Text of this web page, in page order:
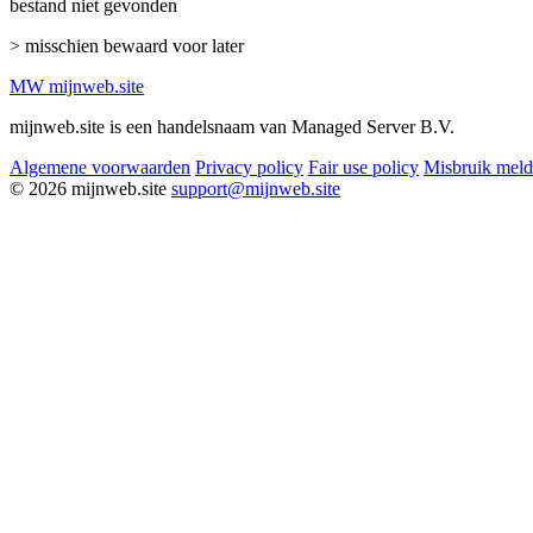
bestand niet gevonden
> misschien bewaard voor later
MW mijnweb.site
mijnweb.site is een handelsnaam van Managed Server B.V.
Algemene voorwaarden Privacy policy Fair use policy Misbruik
© 2026 mijnweb.site support@mijnweb.site